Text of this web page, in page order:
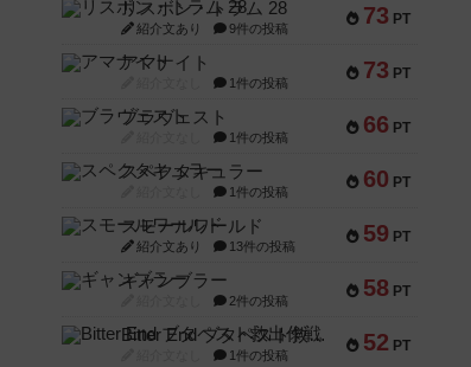
73 PT
リスボン・トラム 28
紹介文あり 9件の投稿
73 PT
アマナイト
1件の投稿
66 PT
ブラヴェスト
1件の投稿
60 PT
スペクタキュラー
1件の投稿
59 PT
スモールワールド
紹介文あり 13件の投稿
58 PT
ギャンブラー
2件の投稿
52 PT
Bitter End ブタペスト救出作戦
1件の投稿